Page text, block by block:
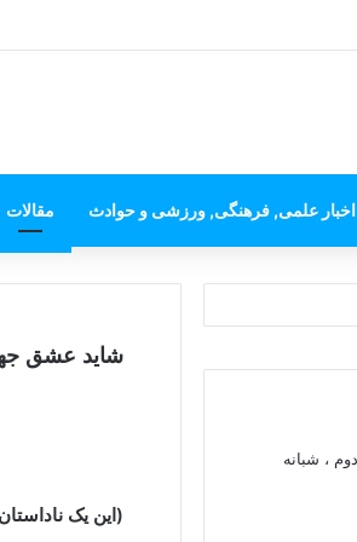
اخبار علمی, فرهنگی, ورزشی و حوادث مقالات
شاید عشق
(این یک